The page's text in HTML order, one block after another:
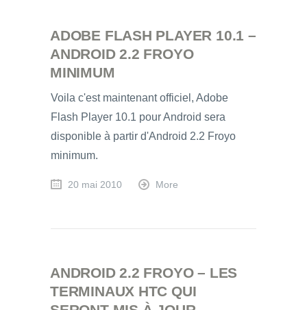
ADOBE FLASH PLAYER 10.1 –
ANDROID 2.2 FROYO
MINIMUM
Voila c'est maintenant officiel, Adobe
Flash Player 10.1 pour Android sera
disponible à partir d'Android 2.2 Froyo
minimum.
20 mai 2010 More
ANDROID 2.2 FROYO – LES
TERMINAUX HTC QUI